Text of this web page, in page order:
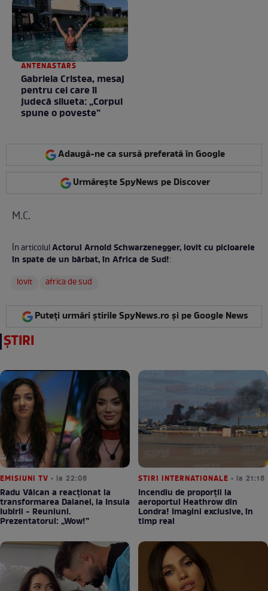
ANTENASTARS
Gabriela Cristea, mesaj
pentru cei care îi
judecă silueta: „Corpul
spune o poveste”
Adaugă-ne ca sursă preferată în Google
Urmărește SpyNews pe Discover
M.C.
În articolulActorul Arnold Schwarzenegger, lovit cu picioarele
în spate de un bărbat, în Africa de Sud!:
lovit
africa de sud
Puteți urmări știrile SpyNews.ro și pe Google News
ȘTIRI
EMISIUNI TV • la 22:06
Radu Vâlcan a reacționat la
transformarea Daianei, la Insula
Iubirii - Reuniuni.
Prezentatorul: „Wow!”
STIRI INTERNATIONALE • la 21:16
Incendiu de proporții la
aeroportul Heathrow din
Londra! Imagini exclusive, în
timp real